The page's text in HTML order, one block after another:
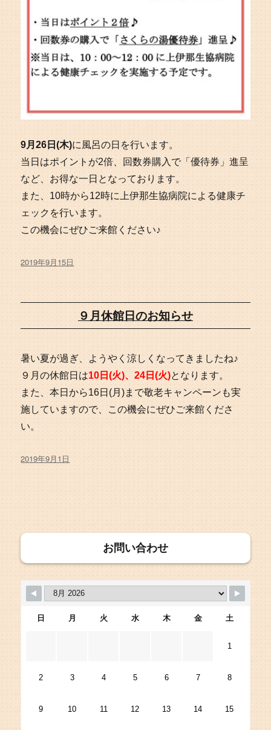
9月26日(木)に風呂の日を行います。
当日はポイントが2倍、回数券購入で「優待券」進呈
など、お得な一日となっております。
また、10時から12時に上伊那生協病院による健康チ
ェックを行います。
この機会にぜひご来館ください♪
投
稿
日:
2019年9月15日
９月休館日のお知らせ
暑い夏が過ぎ、ようやく涼しくなってきましたね♪
９月の休館日は10日(火)、24日(火)となります。
また、本日から16日(月)まで敬老キャンペーンも実
施していますので、この機会にぜひご来館くださ
い。
投
2019年9月1日
お問い合わせ
日 月 火 水 木 金 土
1
2 3 4 5 6 7 8
9 10 11 12 13 14 15